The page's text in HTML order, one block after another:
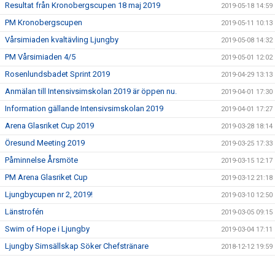
Resultat från Kronobergscupen 18 maj 2019 2019-05-18 14:59
PM Kronobergscupen 2019-05-11 10:13
Vårsimiaden kvaltävling Ljungby 2019-05-08 14:32
PM Vårsimiaden 4/5 2019-05-01 12:02
Rosenlundsbadet Sprint 2019 2019-04-29 13:13
Anmälan till Intensivsimskolan 2019 är öppen nu. 2019-04-01 17:30
Information gällande Intensivsimskolan 2019 2019-04-01 17:27
Arena Glasriket Cup 2019 2019-03-28 18:14
Öresund Meeting 2019 2019-03-25 17:33
Påminnelse Årsmöte 2019-03-15 12:17
PM Arena Glasriket Cup 2019-03-12 21:18
Ljungbycupen nr 2, 2019! 2019-03-10 12:50
Länstrofén 2019-03-05 09:15
Swim of Hope i Ljungby 2019-03-04 17:11
Ljungby Simsällskap Söker Chefstränare 2018-12-12 19:59